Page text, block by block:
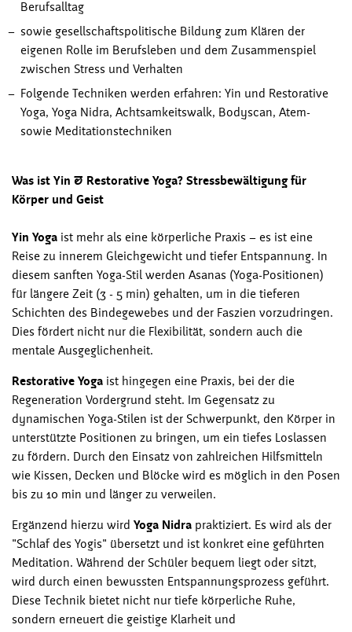
Berufsalltag
sowie gesellschaftspolitische Bildung zum Klären der
eigenen Rolle im Berufsleben und dem Zusammenspiel
zwischen Stress und Verhalten
Folgende Techniken werden erfahren: Yin und Restorative
Yoga, Yoga Nidra, Achtsamkeitswalk, Bodyscan, Atem-
sowie Meditationstechniken
Was ist Yin & Restorative Yoga? Stressbewältigung für
Körper und Geist
Yin Yoga ist mehr als eine körperliche Praxis – es ist eine
Reise zu innerem Gleichgewicht und tiefer Entspannung. In
diesem sanften Yoga-Stil werden Asanas (Yoga-Positionen)
für längere Zeit (3 - 5 min) gehalten, um in die tieferen
Schichten des Bindegewebes und der Faszien vorzudringen.
Dies fördert nicht nur die Flexibilität, sondern auch die
mentale Ausgeglichenheit.
Restorative Yoga ist hingegen eine Praxis, bei der die
Regeneration Vordergrund steht. Im Gegensatz zu
dynamischen Yoga-Stilen ist der Schwerpunkt, den Körper in
unterstützte Positionen zu bringen, um ein tiefes Loslassen
zu fördern. Durch den Einsatz von zahlreichen Hilfsmitteln
wie Kissen, Decken und Blöcke wird es möglich in den Posen
bis zu 10 min und länger zu verweilen.
Ergänzend hierzu wird Yoga Nidra praktiziert. Es wird als der
"Schlaf des Yogis" übersetzt und ist konkret eine geführten
Meditation. Während der Schüler bequem liegt oder sitzt,
wird durch einen bewussten Entspannungsprozess geführt.
Diese Technik bietet nicht nur tiefe körperliche Ruhe,
sondern erneuert die geistige Klarheit und